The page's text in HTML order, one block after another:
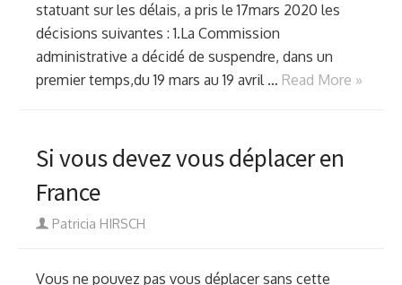
statuant sur les délais, a pris le 17mars 2020 les
décisions suivantes : 1.La Commission
administrative a décidé de suspendre, dans un
premier temps,du 19 mars au 19 avril … Read More »
Si vous devez vous déplacer en
France
Author
Patricia HIRSCH
Vous ne pouvez pas vous déplacer sans cette